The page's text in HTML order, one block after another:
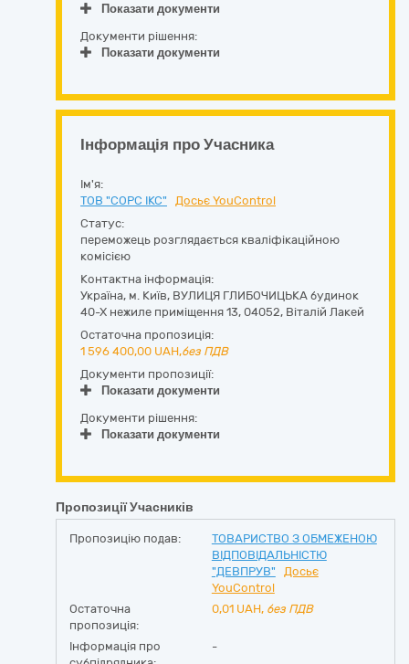
Показати документи
Документи рішення:
Показати документи
Інформація про Учасника
Ім'я:
ТОВ "СОРС ІКС"
Досьє YouControl
Статус:
переможець розглядається кваліфікаційною
комісією
Контактна інформація:
Україна, м. Київ, ВУЛИЦЯ ГЛИБОЧИЦЬКА будинок
40-Х нежиле приміщення 13, 04052, Віталій Лакей
Остаточна пропозиція:
1 596 400,00 UAH,без ПДВ
Документи пропозиції:
Показати документи
Документи рішення:
Показати документи
Пропозиції Учасників
Пропозицію подав:
ТОВАРИСТВО З ОБМЕЖЕНОЮ
ВІДПОВІДАЛЬНІСТЮ
"ДЕВПРУВ"
Досьє
YouControl
Остаточна
пропозиція:
0,01 UAH, без ПДВ
Інформація про
-